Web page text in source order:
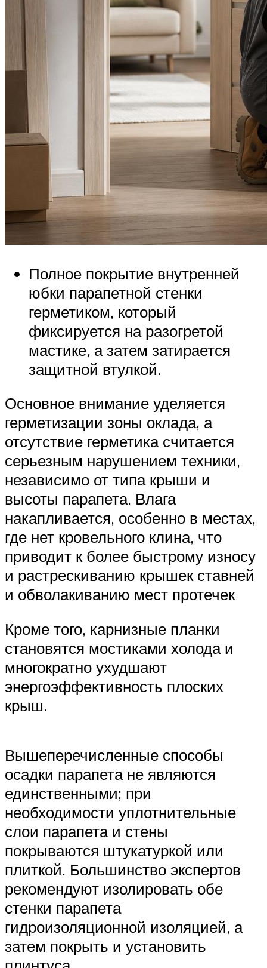
Полное покрытие внутренней
юбки парапетной стенки
герметиком, который
фиксируется на разогретой
мастике, а затем затирается
защитной втулкой.
Основное внимание уделяется
герметизации зоны оклада, а
отсутствие герметика считается
серьезным нарушением техники,
независимо от типа крыши и
высоты парапета. Влага
накапливается, особенно в местах,
где нет кровельного клина, что
приводит к более быстрому износу
и растрескиванию крышек ставней
и обволакиванию мест протечек
Кроме того, карнизные планки
становятся мостиками холода и
многократно ухудшают
энергоэффективность плоских
крыш.
Вышеперечисленные способы
осадки парапета не являются
единственными; при
необходимости уплотнительные
слои парапета и стены
покрываются штукатуркой или
плиткой. Большинство экспертов
рекомендуют изолировать обе
стенки парапета
гидроизоляционной изоляцией, а
затем покрыть и установить